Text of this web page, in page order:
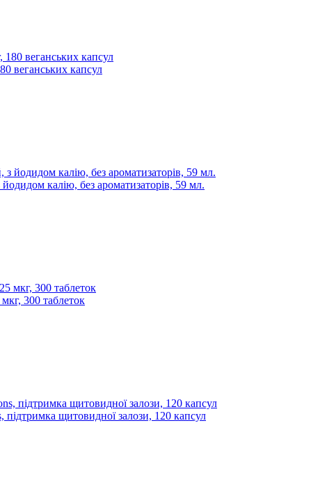
веганських капсул
калію, без ароматизаторів, 59 мл.
300 таблеток
щитовидної залози, 120 капсул